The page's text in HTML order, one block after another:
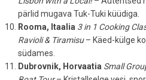
pärlid mugava Tuk-Tuki küüdiga.
Rooma, Itaalia 3 in 1 Cooking
Ravioli & Tiramisu– Käed-külge
südames.
Dubrovnik, Horvaatia Small